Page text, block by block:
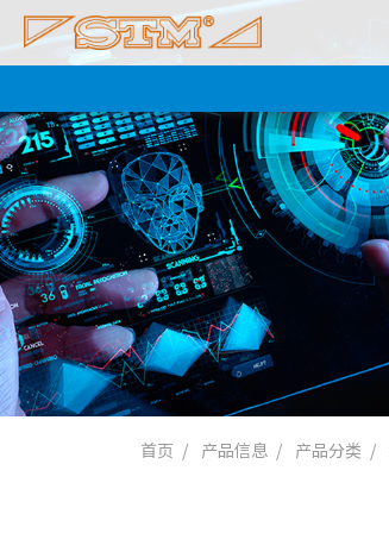
首页 产品信息 产品分类